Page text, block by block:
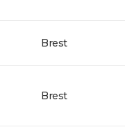
Brest
Brest